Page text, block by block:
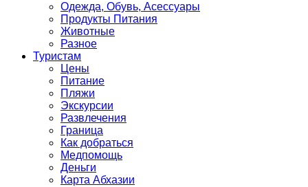
Одежда, Обувь, Асессуары
Продукты Питания
Животные
Разное
Туристам
Цены
Питание
Пляжи
Экскурсии
Развлечения
Граница
Как добраться
Медпомощь
Деньги
Карта Абхазии